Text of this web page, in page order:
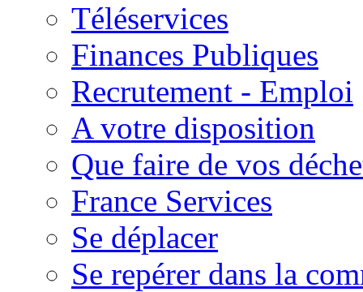
Téléservices
Finances Publiques
Recrutement - Emploi
A votre disposition
Que faire de vos
France Services
Se déplacer
Se repérer dans la